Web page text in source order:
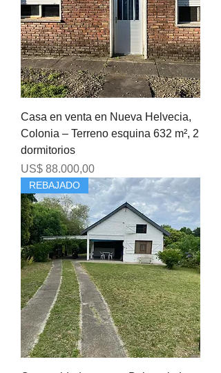
Casa en venta en Nueva Helvecia,
Colonia – Terreno esquina 632 m², 2
dormitorios
Precio
US$ 88.000,00
REBAJADO